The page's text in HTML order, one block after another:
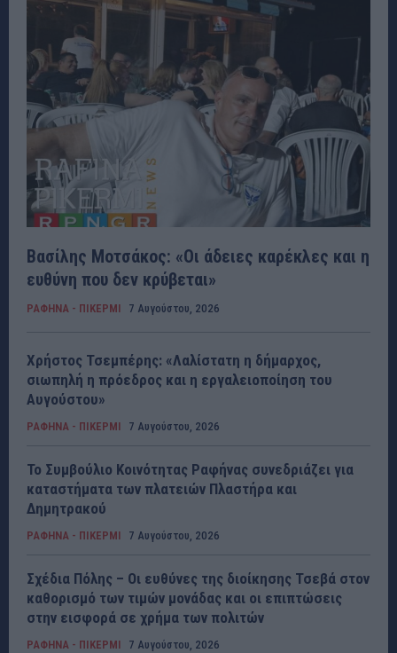
Βασίλης Μοτσάκος: «Οι άδειες καρέκλες και η
ευθύνη που δεν κρύβεται»
ΡΑΦΗΝΑ - ΠΙΚΕΡΜΙ 7 Αυγούστου, 2026
Χρήστος Τσεμπέρης: «Λαλίστατη η δήμαρχος,
σιωπηλή η πρόεδρος και η εργαλειοποίηση του
Αυγούστου»
ΡΑΦΗΝΑ - ΠΙΚΕΡΜΙ 7 Αυγούστου, 2026
Το Συμβούλιο Κοινότητας Ραφήνας συνεδριάζει για
καταστήματα των πλατειών Πλαστήρα και
Δημητρακού
ΡΑΦΗΝΑ - ΠΙΚΕΡΜΙ 7 Αυγούστου, 2026
Σχέδια Πόλης – Οι ευθύνες της διοίκησης Τσεβά στον
καθορισμό των τιμών μονάδας και οι επιπτώσεις
στην εισφορά σε χρήμα των πολιτών
ΡΑΦΗΝΑ - ΠΙΚΕΡΜΙ 7 Αυγούστου, 2026